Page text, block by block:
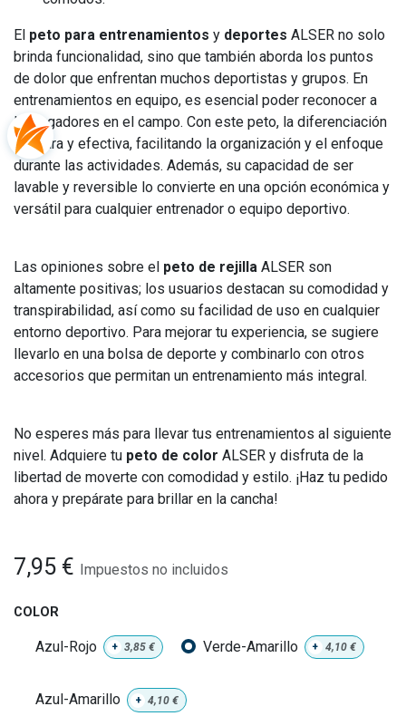
El peto para entrenamientos y deportes ALSER no solo
brinda funcionalidad, sino que también aborda los puntos
de dolor que enfrentan muchos deportistas y grupos. En
entrenamientos en equipo, es esencial poder reconocer a
los jugadores en el campo. Con este peto, la diferenciación
es clara y efectiva, facilitando la organización y el enfoque
durante las actividades. Además, su capacidad de ser
lavable y reversible lo convierte en una opción económica y
versátil para cualquier entrenador o equipo deportivo.
Las opiniones sobre el peto de rejilla ALSER son
altamente positivas; los usuarios destacan su comodidad y
transpirabilidad, así como su facilidad de uso en cualquier
entorno deportivo. Para mejorar tu experiencia, se sugiere
llevarlo en una bolsa de deporte y combinarlo con otros
accesorios que permitan un entrenamiento más integral.
No esperes más para llevar tus entrenamientos al siguiente
nivel. Adquiere tu peto de color ALSER y disfruta de la
libertad de moverte con comodidad y estilo. ¡Haz tu pedido
ahora y prepárate para brillar en la cancha!
7,95 € Impuestos no incluidos
COLOR
Azul-Rojo + 3,85 € Verde-Amarillo + 4,10€
Azul-Amarillo + 4,10 €